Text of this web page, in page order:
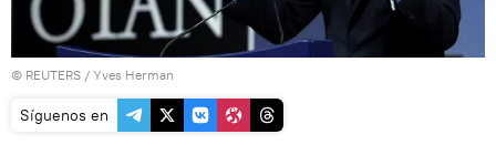
© REUTERS / Yves Herman
Síguenos en